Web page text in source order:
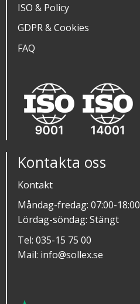
ISO & Policy
GDPR & Cookies
FAQ
Kontakta oss
Kontakt
Måndag-fredag: 07:00-18:00
Lördag-söndag: Stängt
Tel: 035-15 75 00
Mail: info@sollex.se